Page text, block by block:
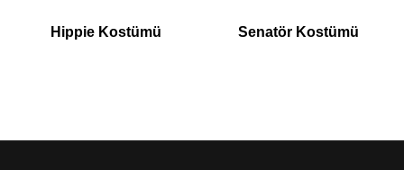
Hippie Kostümü Senatör Kostümü